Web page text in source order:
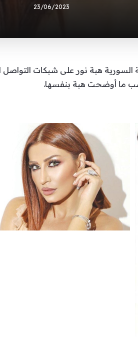
23/06/2023
السورية هبة نور على شبكات
ما أوضحت هبة بنفسها.